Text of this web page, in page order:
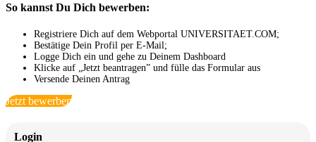
So kannst Du Dich bewerben:
Registriere Dich auf dem Webportal UNIVERSITAET.COM;
Bestätige Dein Profil per E-Mail;
Logge Dich ein und gehe zu Deinem Dashboard
Klicke auf „Jetzt beantragen” und fülle das Formular aus
Versende Deinen Antrag
Jetzt bewerben
Login